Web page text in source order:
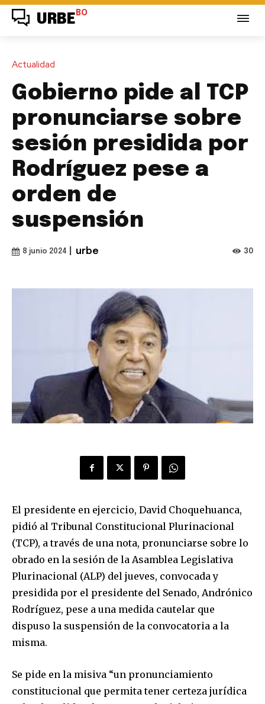
URBE BO
Actualidad
Gobierno pide al TCP
pronunciarse sobre
sesión presidida por
Rodríguez pese a
orden de
suspensión
8 junio 2024 urbe 30
El presidente en ejercicio, David Choquehuanca,
pidió al Tribunal Constitucional Plurinacional
(TCP), a través de una nota, pronunciarse sobre lo
obrado en la sesión de la Asamblea Legislativa
Plurinacional (ALP) del jueves, convocada y
presidida por el presidente del Senado, Andrónico
Rodríguez, pese a una medida cautelar que
dispuso la suspensión de la convocatoria a la
misma.
Se pide en la misiva “un pronunciamiento
constitucional que permita tener certeza jurídica